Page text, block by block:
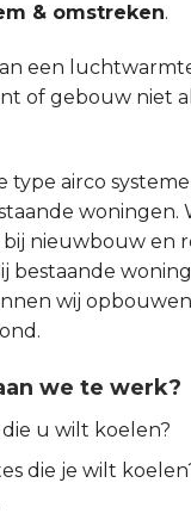
& omstreken.
een
of gebouw niet
type airco
nieuwbouw en
bestaande
wij
we te werk?
u wilt koelen?
die je wilt